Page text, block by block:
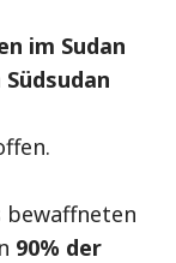
im Sudan
bewaffneten
90% der